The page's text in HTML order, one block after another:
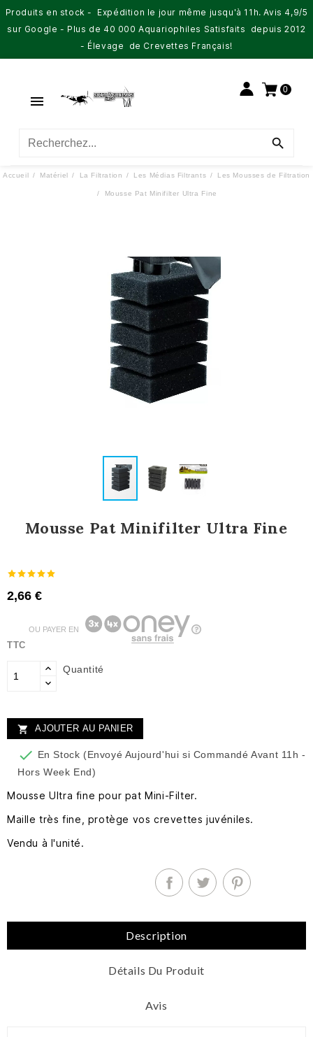
Produits en stock - Expédition le jour même jusqu'à 11h. Avis 4,9/5
sur Google - Plus de 40 000 Aquariophiles Satisfaits depuis 2012
- Élevage de Crevettes Français!

0

Accueil Matériel La Filtration Les Médias Filtrants Les Mousses de Filtration
Mousse Pat Minifilter Ultra Fine
Mousse Pat Minifilter Ultra Fine
2,66 €
TTC
OU PAYER EN
Quantité
 AJOUTER AU PANIER
 En Stock (Envoyé Aujourd'hui si Commandé Avant 11h -
Hors Week End)
Mousse Ultra fine pour pat Mini-Filter.
Maille très fine, protège vos crevettes juvéniles.
Vendu à l'unité.
Description
Détails Du Produit
Avis